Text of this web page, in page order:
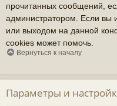
прочитанных сообщений,
администратором. Если вы
или выходом на данной
cookies может помочь.
Вернуться к началу
Параметры и